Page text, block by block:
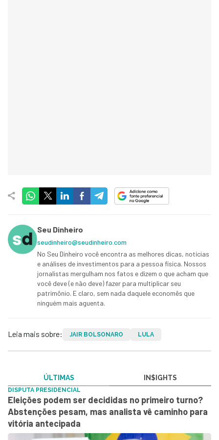
Seu Dinheiro
seudinheiro@seudinheiro.com
No Seu Dinheiro você encontra as melhores dicas, notícias
e análises de investimentos para a pessoa física. Nossos
jornalistas mergulham nos fatos e dizem o que acham que
você deve (e não deve) fazer para multiplicar seu
patrimônio. E claro, sem nada daquele economês que
ninguém mais aguenta.
Leia mais sobre: JAIR BOLSONARO LULA
ÚLTIMAS IN$IGHTS
DISPUTA PRESIDENCIAL
Eleições podem ser decididas no primeiro turno?
Abstenções pesam, mas analista vê caminho para
vitória antecipada